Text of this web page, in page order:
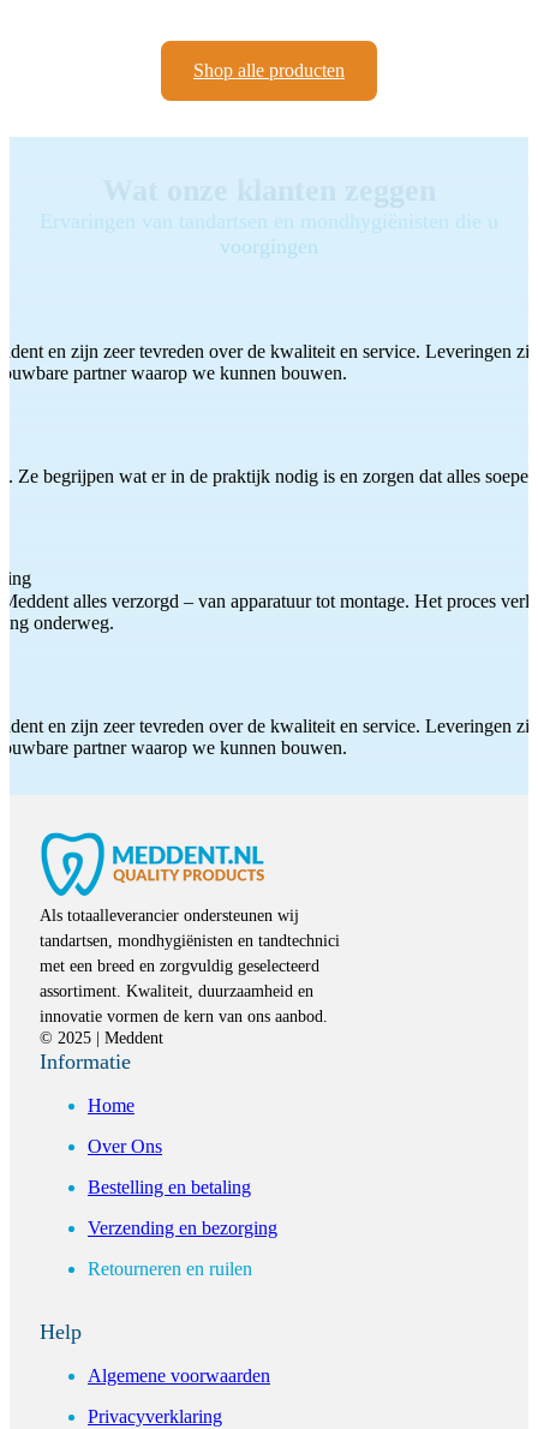
Shop alle producten
Ervaringen van tandartsen en mondhygiënisten die u
voorgingen
en zijn zeer tevreden over de kwaliteit en service. Leveringen
partner waarop we kunnen bouwen.
Ze begrijpen wat er in de praktijk nodig is en zorgen dat alles
alles verzorgd – van apparatuur tot montage. Het proces
onderweg.
en zijn zeer tevreden over de kwaliteit en service. Leveringen
partner waarop we kunnen bouwen.
Als totaalleverancier ondersteunen wij
tandartsen, mondhygiënisten en tandtechnici
met een breed en zorgvuldig geselecteerd
assortiment. Kwaliteit, duurzaamheid en
innovatie vormen de kern van ons aanbod.
© 2025 | Meddent
Informatie
Home
Over Ons
Bestelling en betaling
Verzending en bezorging
Retourneren en ruilen
Help
Algemene voorwaarden
Privacyverklaring